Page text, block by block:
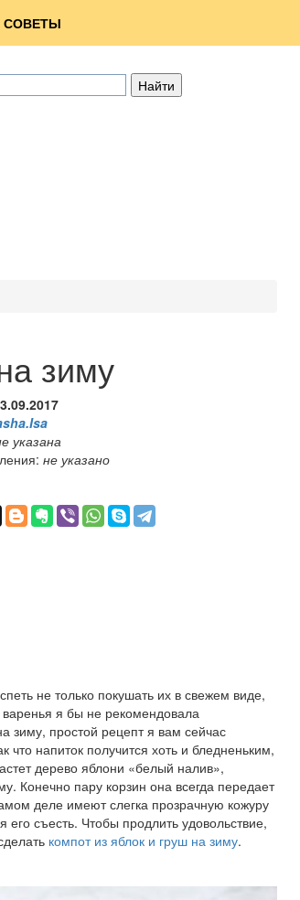
СОВЕТЫ
зиму
указана
не указано
не только покушать их в свежем виде,
я бы не рекомендовала
зиму, простой рецепт я вам сейчас
что напиток получится хоть и бледненьким,
дерево яблони «белый налив»,
Конечно пару корзин она всегда передает
деле имеют слегка прозрачную кожуру
его съесть. Чтобы продлить удовольствие,
компот из яблок и груш на зиму.